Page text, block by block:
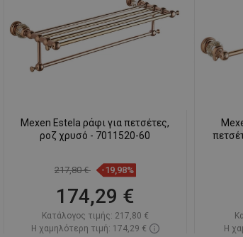
Mexen Estela ράφι για πετσέτες,
ροζ χρυσό - 7011520-60
217,80 € -19,98%
174,29 €
Κατάλογος τιμής: 217,80 €
Η χαμηλότερη τιμή: 174,29 €
Η